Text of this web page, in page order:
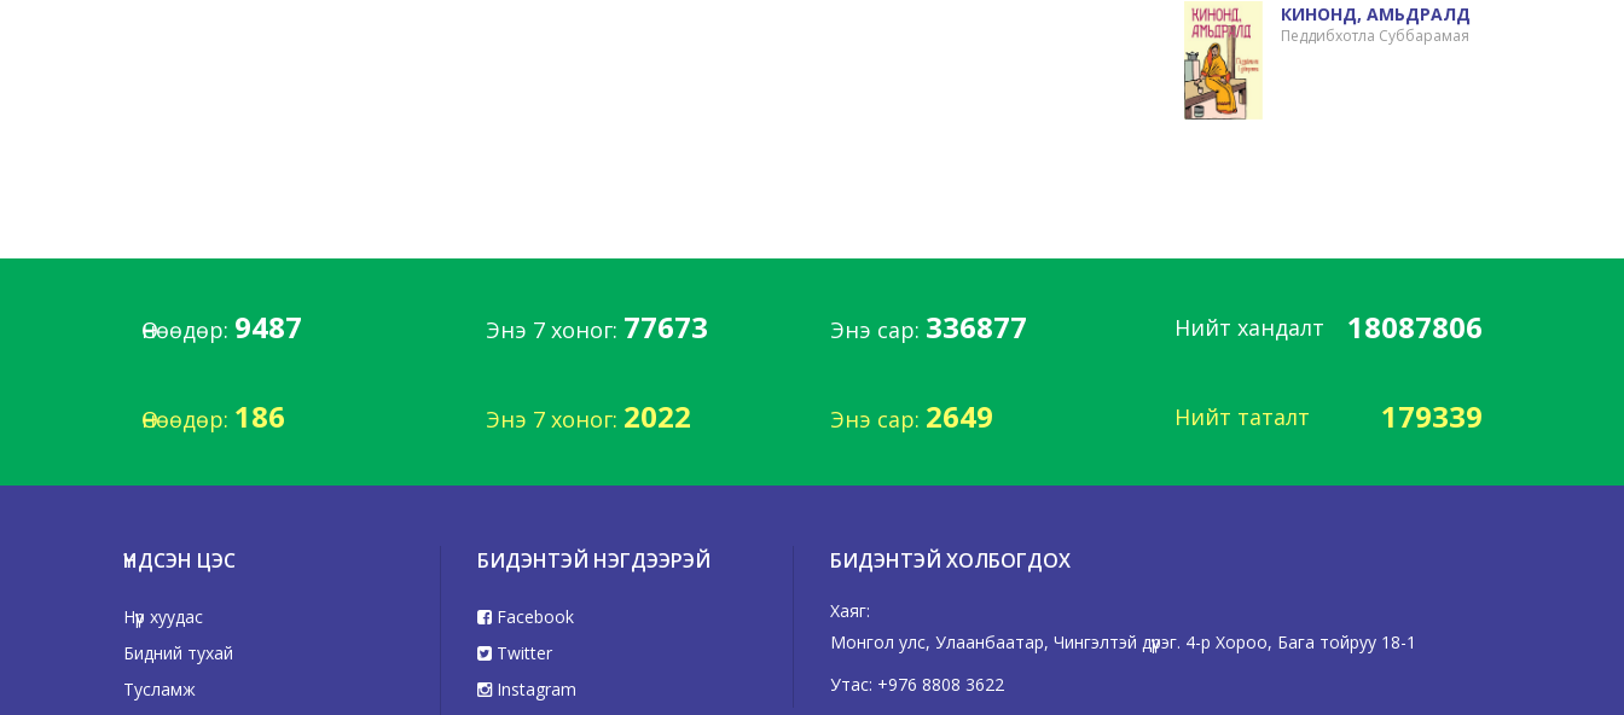
КИНОНД, АМЬДРАЛД
Педдибхотла Суббарамая
Өнөөдөр: 9487 Энэ 7 хоног: 77673 Энэ сар: 336877 Нийт хандалт 18087806
Өнөөдөр: 186 Энэ 7 хоног: 2022 Энэ сар: 2649 Нийт таталт 179339
ҮНДСЭН ЦЭС
Нүүр хуудас
Бидний тухай
Тусламж
БИДЭНТЭЙ НЭГДЭЭРЭЙ
Facebook
Twitter
Instagram
БИДЭНТЭЙ ХОЛБОГДОХ
Хаяг:
Монгол улс, Улаанбаатар, Чингэлтэй дүүрэг. 4-р Хороо, Бага тойруу 18-1
Утас: +976 8808 3622